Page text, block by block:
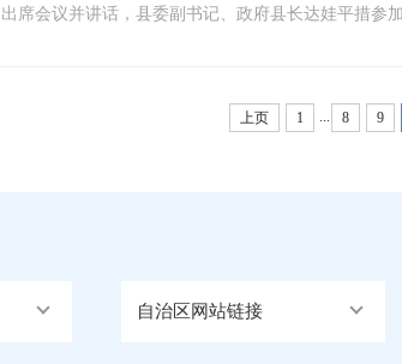
出席会议并讲话，县委副书记、政府县长达娃平措参
上页 1 8 9
自治区网站链接